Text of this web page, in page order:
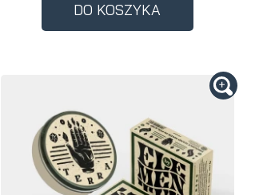
DO KOSZYKA